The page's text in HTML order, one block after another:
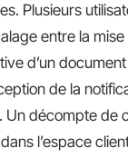
Plusieurs
entre la mise
d’un
de la
Un décompte de
l’espace